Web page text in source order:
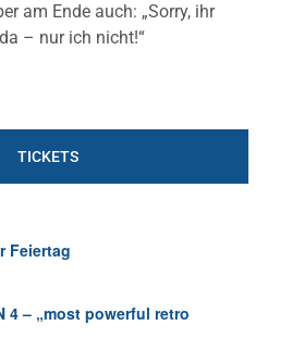
am Ende auch: „Sorry, ihr
– nur ich nicht!“
TICKETS
Feiertag
4 – „most powerful retro